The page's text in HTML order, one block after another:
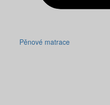
Pěnové matrace